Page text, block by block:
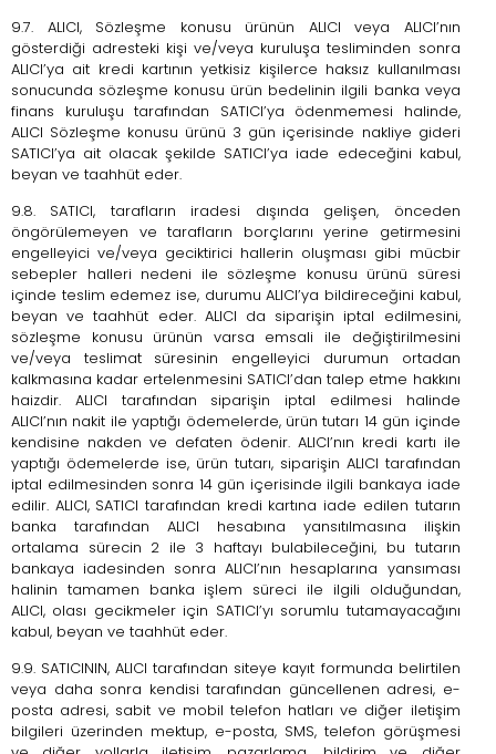
9.7. ALICI, Sözleşme konusu ürünün ALICI veya ALICI’nın
gösterdiği adresteki kişi ve/veya kuruluşa tesliminden sonra
ALICI’ya ait kredi kartının yetkisiz kişilerce haksız kullanılması
sonucunda sözleşme konusu ürün bedelinin ilgili banka veya
finans kuruluşu tarafından SATICI’ya ödenmemesi halinde,
ALICI Sözleşme konusu ürünü 3 gün içerisinde nakliye gideri
SATICI’ya ait olacak şekilde SATICI’ya iade edeceğini kabul,
beyan ve taahhüt eder.
9.8. SATICI, tarafların iradesi dışında gelişen, önceden
öngörülemeyen ve tarafların borçlarını yerine getirmesini
engelleyici ve/veya geciktirici hallerin oluşması gibi mücbir
sebepler halleri nedeni ile sözleşme konusu ürünü süresi
içinde teslim edemez ise, durumu ALICI’ya bildireceğini kabul,
beyan ve taahhüt eder. ALICI da siparişin iptal edilmesini,
sözleşme konusu ürünün varsa emsali ile değiştirilmesini
ve/veya teslimat süresinin engelleyici durumun ortadan
kalkmasına kadar ertelenmesini SATICI’dan talep etme hakkını
haizdir. ALICI tarafından siparişin iptal edilmesi halinde
ALICI’nın nakit ile yaptığı ödemelerde, ürün tutarı 14 gün içinde
kendisine nakden ve defaten ödenir. ALICI’nın kredi kartı ile
yaptığı ödemelerde ise, ürün tutarı, siparişin ALICI tarafından
iptal edilmesinden sonra 14 gün içerisinde ilgili bankaya iade
edilir. ALICI, SATICI tarafından kredi kartına iade edilen tutarın
banka tarafından ALICI hesabına yansıtılmasına ilişkin
ortalama sürecin 2 ile 3 haftayı bulabileceğini, bu tutarın
bankaya iadesinden sonra ALICI’nın hesaplarına yansıması
halinin tamamen banka işlem süreci ile ilgili olduğundan,
ALICI, olası gecikmeler için SATICI’yı sorumlu tutamayacağını
kabul, beyan ve taahhüt eder.
9.9. SATICININ, ALICI tarafından siteye kayıt formunda belirtilen
veya daha sonra kendisi tarafından güncellenen adresi, e-
posta adresi, sabit ve mobil telefon hatları ve diğer iletişim
bilgileri üzerinden mektup, e-posta, SMS, telefon görüşmesi